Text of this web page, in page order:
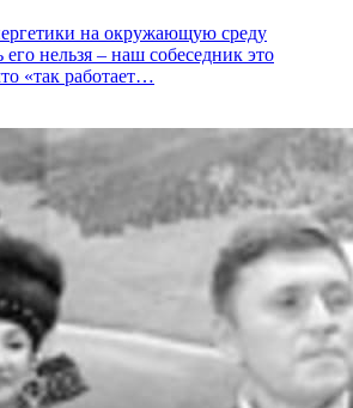
на окружающую среду
нельзя – наш собеседник это
«так работает…